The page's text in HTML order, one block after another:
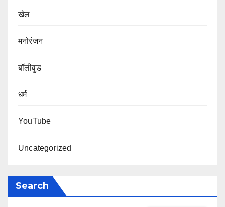
खेल
मनोरंजन
बॉलीवुड
धर्म
YouTube
Uncategorized
Search